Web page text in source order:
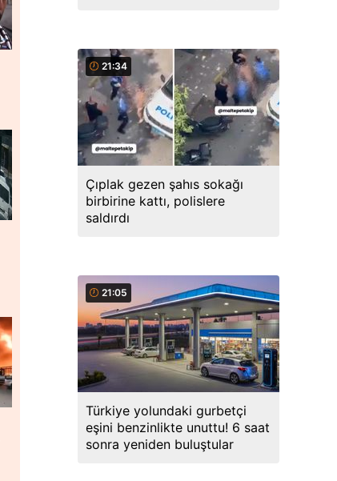
21:34
Çıplak gezen şahıs sokağı
birbirine kattı, polislere
saldırdı
21:05
Türkiye yolundaki gurbetçi
eşini benzinlikte unuttu! 6 saat
sonra yeniden buluştular